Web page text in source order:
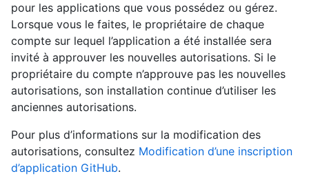
pour les applications que vous possédez ou gérez.
Lorsque vous le faites, le propriétaire de chaque
compte sur lequel l’application a été installée sera
invité à approuver les nouvelles autorisations. Si le
propriétaire du compte n’approuve pas les nouvelles
autorisations, son installation continue d’utiliser les
anciennes autorisations.
Pour plus d’informations sur la modification des
autorisations, consultez Modification d’une inscription
d’application GitHub.